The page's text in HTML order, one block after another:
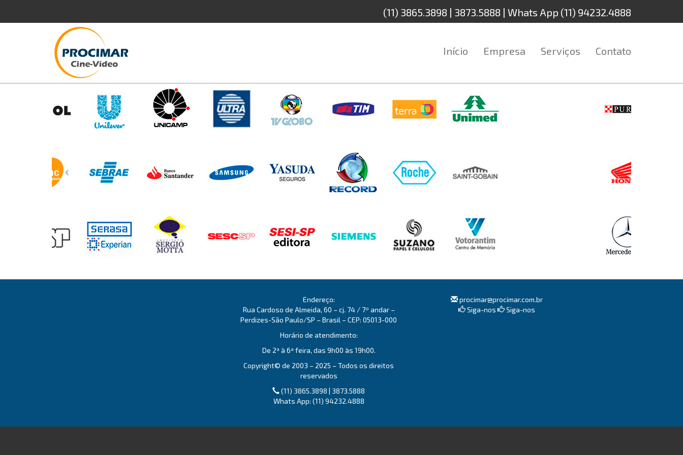
(11) 3865.3898 | 3873.5888 | Whats App (11) 94232.4888
Início Empresa Serviços Contato
Endereço:
Rua Cardoso de Almeida, 60 – cj. 74 / 7º andar –
Perdizes-São Paulo/SP – Brasil – CEP: 05013-000
Horário de atendimento:
De 2ª à 6ª feira, das 9h00 às 19h00.
Copyright© de 2003 – 2025 – Todos os direitos
reservados
(11) 3865.3898 | 3873.5888
Whats App: (11) 94232.4888
procimar@procimar.com.br
Siga-nos
Siga-nos